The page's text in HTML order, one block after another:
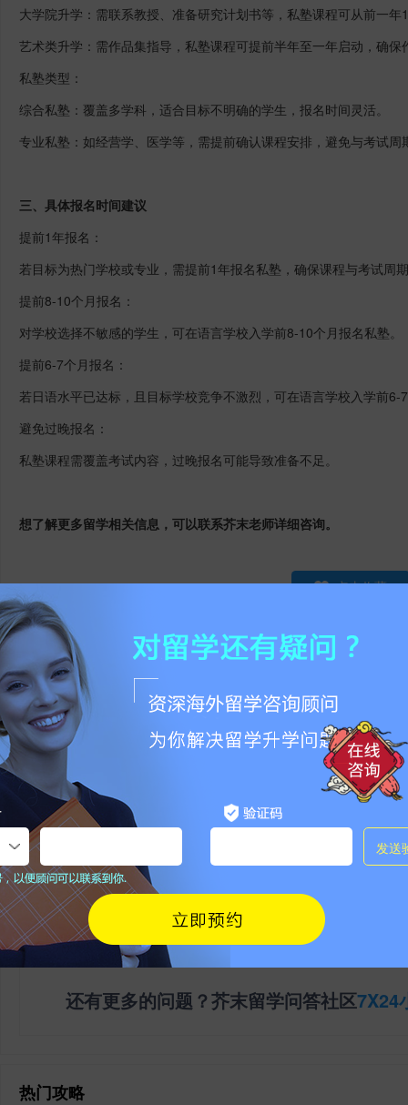
大学院升学：需联系教授、准备研究计划书等，私塾课程可从前一年
艺术类升学：需作品集指导，私塾课程可提前半年至一年启动，确保
私塾类型：
综合私塾：覆盖多学科，适合目标不明确的学生，报名时间灵活。
专业私塾：如经营学、医学等，需提前确认课程安排，避免与考试周
三、具体报名时间建议
提前1年报名：
若目标为热门学校或专业，需提前1年报名私塾，确保课程与考试周
提前8-10个月报名：
对学校选择不敏感的学生，可在语言学校入学前8-10个月报名私塾。
提前6-7个月报名：
若日语水平已达标，且目标学校竞争不激烈，可在语言学校入学前6-7
避免过晚报名：
私塾课程需覆盖考试内容，过晚报名可能导致准备不足。
想了解更多留学相关信息，可以联系芥末老师详细咨询。
点击收藏
非特殊说明，本文版权原作者，转载请注明出处
本文地址：https://www.jiemo.net/news/show-2779455.html
请勿相信除官方外其他任何联系方式，谨防被骗！
条评论
相关问答
还有更多的问题？芥末留学问答社区7X24
热门攻略